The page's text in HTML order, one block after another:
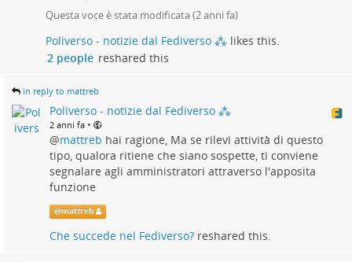
Questa voce è stata modificata (2 anni fa)
Poliverso - notizie dal Fediverso ⁂ likes this.
2 people reshared this
in reply to mattreb
Poliverso - notizie dal Fediverso ⁂
2 anni fa •
@mattreb hai ragione, Ma se rilevi attività di questo
tipo, qualora ritiene che siano sospette, ti conviene
segnalare agli amministratori attraverso l'apposita
funzione
@mattreb
Che succede nel Fediverso? reshared this.